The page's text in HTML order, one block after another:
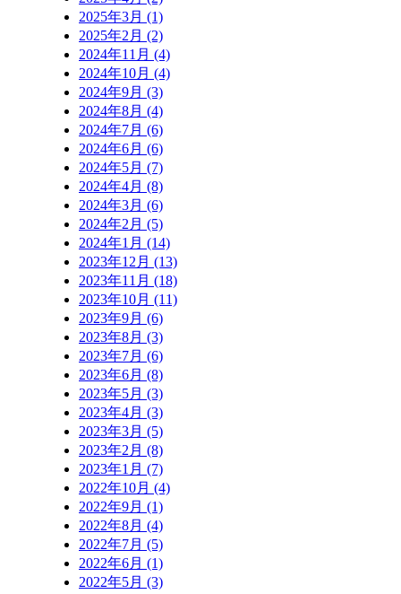
2025年3月 (1)
2025年2月 (2)
2024年11月 (4)
2024年10月 (4)
2024年9月 (3)
2024年8月 (4)
2024年7月 (6)
2024年6月 (6)
2024年5月 (7)
2024年4月 (8)
2024年3月 (6)
2024年2月 (5)
2024年1月 (14)
2023年12月 (13)
2023年11月 (18)
2023年10月 (11)
2023年9月 (6)
2023年8月 (3)
2023年7月 (6)
2023年6月 (8)
2023年5月 (3)
2023年4月 (3)
2023年3月 (5)
2023年2月 (8)
2023年1月 (7)
2022年10月 (4)
2022年9月 (1)
2022年8月 (4)
2022年7月 (5)
2022年6月 (1)
2022年5月 (3)